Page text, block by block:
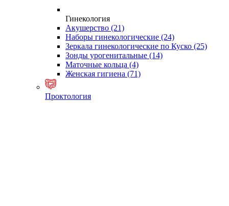
Гинекология
Акушерство (21)
Наборы гинекологические (24)
Зеркала гинекологические по Куско (25)
Зонды урогенитальные (14)
Маточные кольца (4)
Женская гигиена (71)
Проктология